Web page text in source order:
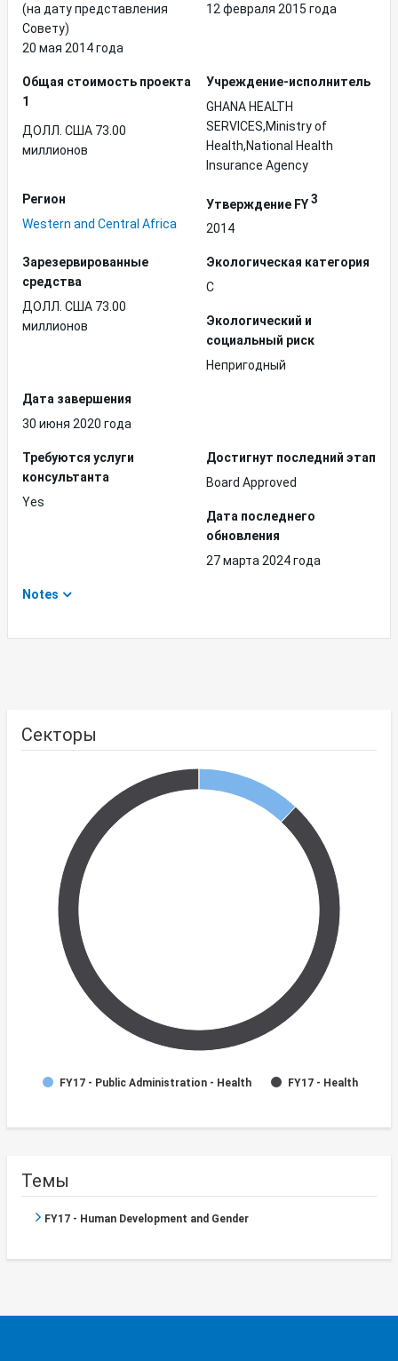
(на дату представления
Совету)
20 мая 2014 года
12 февраля 2015 года
Общая стоимость проекта
1
ДОЛЛ. США 73.00
миллионов
Учреждение-исполнитель
GHANA HEALTH
SERVICES,Ministry of
Health,National Health
Insurance Agency
Регион
Western and Central Africa
Утверждение FY3
2014
Зарезервированные
средства
ДОЛЛ. США 73.00
миллионов
Экологическая категория
C
Экологический и
социальный риск
Непригодный
Дата завершения
30 июня 2020 года
Требуются услуги
консультанта
Yes
Достигнут последний этап
Board Approved
Дата последнего
обновления
27 марта 2024 года
Notes
Секторы
FY17 - Public Administration - Health FY17 - Health
Темы
FY17 - Human Development and Gender